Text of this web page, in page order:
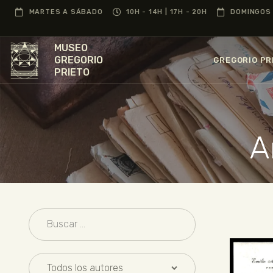
MARTES A SÁBADO 10H - 14H | 17H - 20H
MUSEO
GREGORIO
PRIETO
GREGORIO